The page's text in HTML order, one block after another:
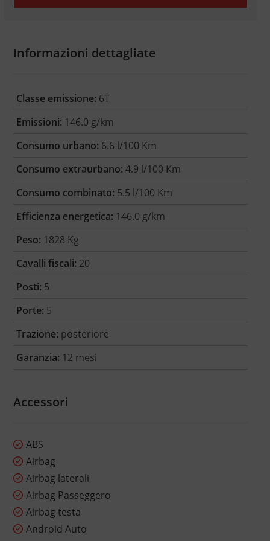
Informazioni dettagliate
Classe emissione: 6T
Emissioni: 146.0 g/km
Consumo urbano: 6.6 l/100 Km
Consumo extraurbano: 4.9 l/100 Km
Consumo combinato: 5.5 l/100 Km
Efficienza energetica: 146.0 g/km
Peso: 1828 Kg
Cavalli fiscali: 20
Posti: 5
Porte: 5
Trazione: posteriore
Garanzia: 12 mesi
Accessori
ABS
Airbag
Airbag laterali
Airbag Passeggero
Airbag testa
Android Auto